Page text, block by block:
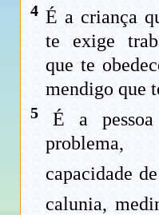
4 É a criança
te exige
que te
mendigo que
5 É a
capacidade
calunia,